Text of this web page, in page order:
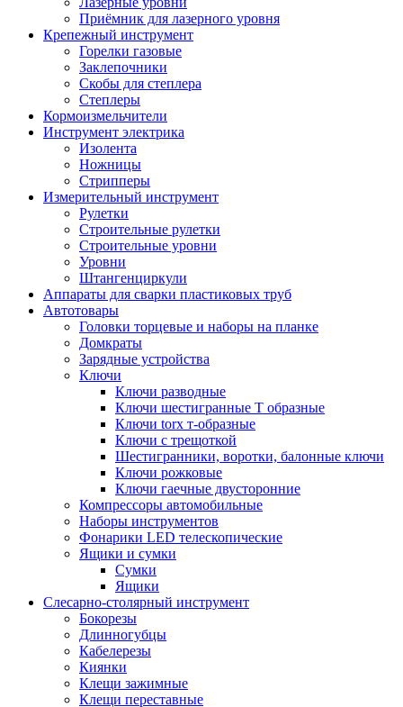
Приёмник для лазерного уровня
Крепежный инструмент
Горелки газовые
Заклепочники
Скобы для степлера
Степлеры
Кормоизмельчители
Инструмент электрика
Изолента
Ножницы
Стрипперы
Измерительный инструмент
Рулетки
Строительные рулетки
Строительные уровни
Уровни
Штангенциркули
Аппараты для сварки пластиковых труб
Автотовары
Головки торцевые и наборы на планке
Домкраты
Зарядные устройства
Ключи
Ключи разводные
Ключи шестигранные Т образные
Ключи torx т-образные
Ключи с трещоткой
Шестигранники, воротки, балонные ключи
Ключи рожковые
Ключи гаечные двусторонние
Компрессоры автомобильные
Наборы инструментов
Фонарики LED телескопические
Ящики и сумки
Сумки
Ящики
Cлесарно-столярный инструмент
Бокорезы
Длинногубцы
Кабелерезы
Киянки
Клещи зажимные
Клещи переставные